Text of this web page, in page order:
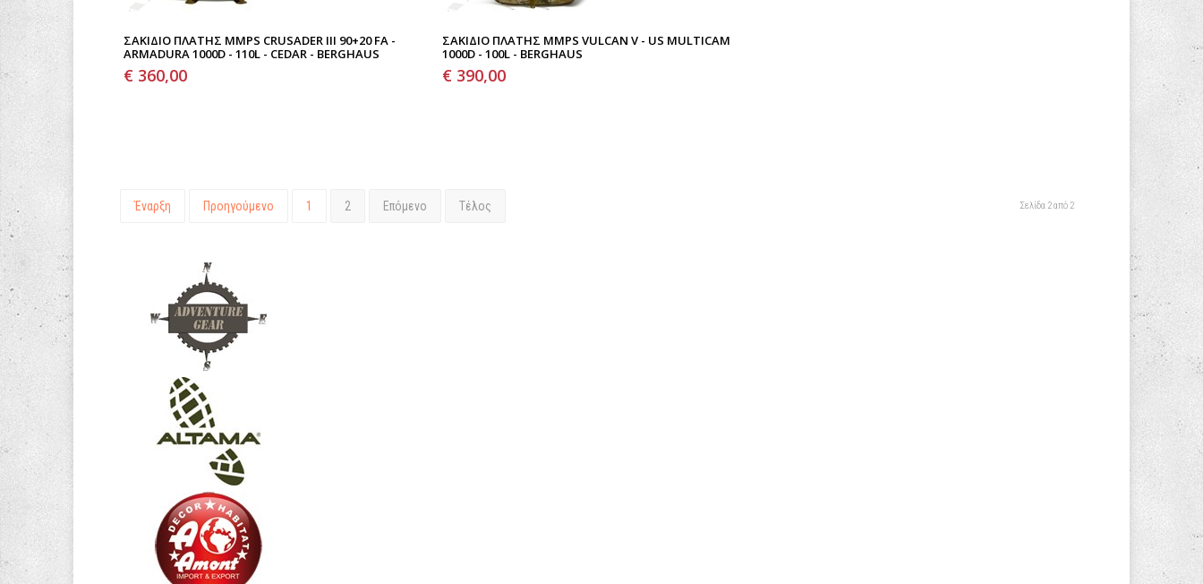
ΣΑΚΊΔΙΟ ΠΛΆΤΗΣ MMPS CRUSADER III 90+20 FA -
ARMADURA 1000D - 110L - CEDAR - BERGHAUS
€ 360,00
ΣΑΚΊΔΙΟ ΠΛΆΤΗΣ MMPS VULCAN V - US MULTICAM
1000D - 100L - BERGHAUS
€ 390,00
Έναρξη Προηγούμενο 1 2 Επόμενο Τέλος Σελίδα 2 από 2